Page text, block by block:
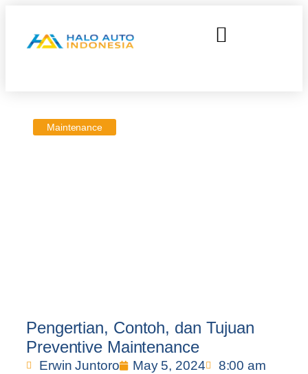
Maintenance
Pengertian, Contoh, dan Tujuan
Preventive Maintenance
Erwin Juntoro May 5, 2024
8:00 am